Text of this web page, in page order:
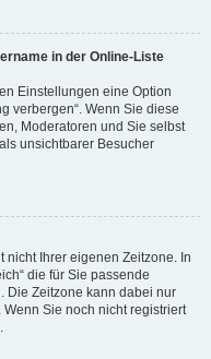
in der Online-Liste
Einstellungen eine Option
verbergen“. Wenn Sie diese
Moderatoren und Sie selbst
unsichtbarer Besucher
nicht Ihrer eigenen Zeitzone. In
die für Sie passende
Die Zeitzone kann dabei nur
Sie noch nicht registriert